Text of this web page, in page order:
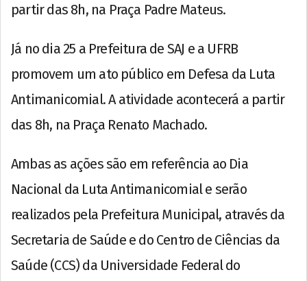
partir das 8h, na Praça Padre Mateus.
Já no dia 25 a Prefeitura de SAJ e a UFRB
promovem um ato público em Defesa da Luta
Antimanicomial. A atividade acontecerá a partir
das 8h, na Praça Renato Machado.
Ambas as ações são em referência ao Dia
Nacional da Luta Antimanicomial e serão
realizados pela Prefeitura Municipal, através da
Secretaria de Saúde e do Centro de Ciências da
Saúde (CCS) da Universidade Federal do